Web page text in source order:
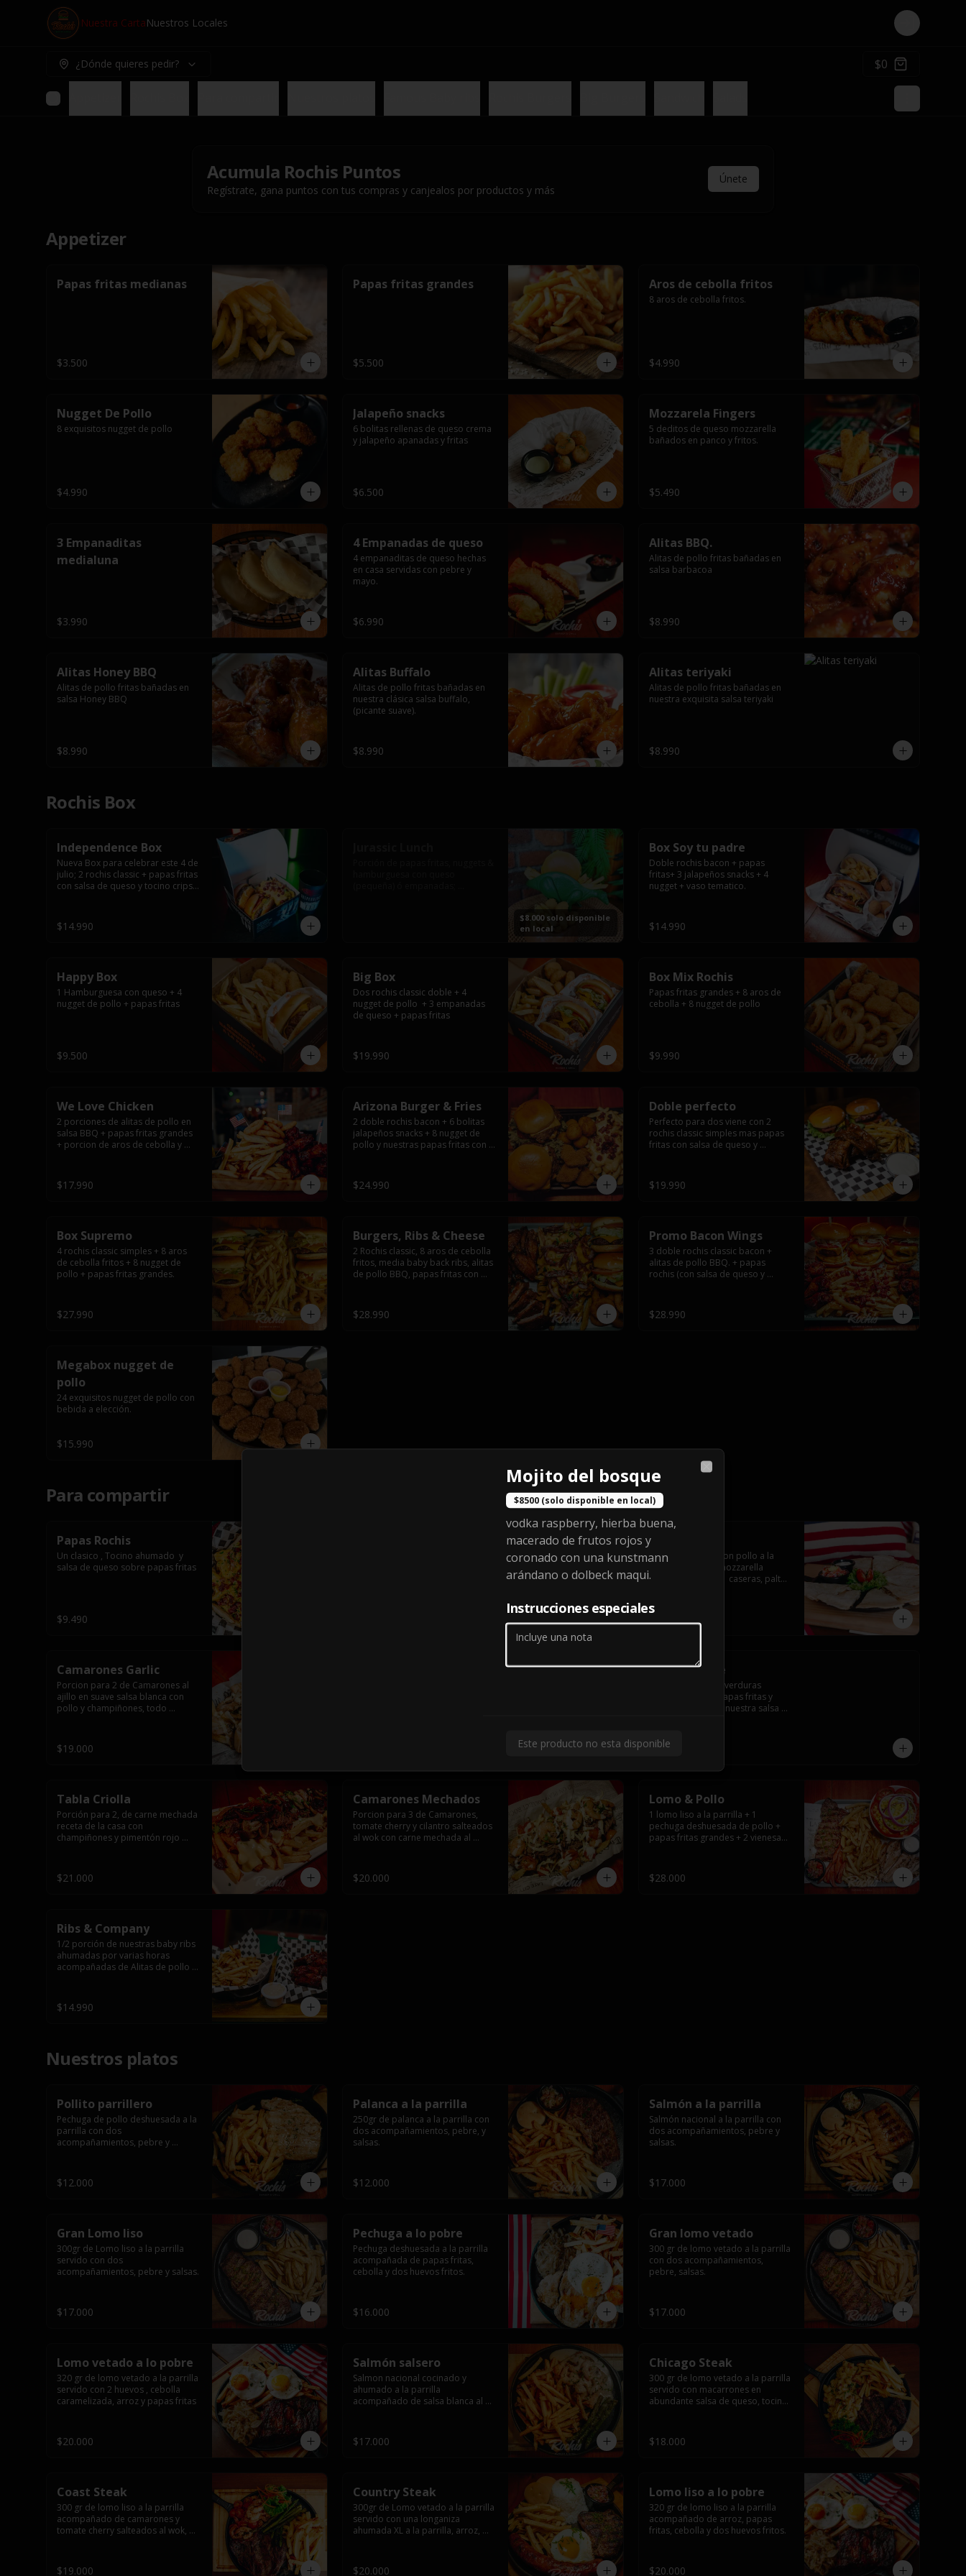
Nuestra CartaNuestros Locales Login
¿Dónde quieres pedir? $0
Acumula Rochis Puntos
Regístrate, gana puntos con tus compras y canjealos por productos y más
Únete
Appetizer
Papas fritas medianas
$3.500
Papas fritas grandes
$5.500
Aros de cebolla fritos
8 aros de cebolla fritos.
$4.990
Nugget De Pollo
8 exquisitos nugget de pollo
$4.990
Jalapeño snacks
6 bolitas rellenas de queso crema
y jalapeño apanadas y fritas
$6.500
Mozzarela Fingers
5 deditos de queso mozzarella
bañados en panco y fritos.
$5.490
3 Empanaditas
medialuna
$3.990
4 Empanadas de queso
4 empanaditas de queso hechas
en casa servidas con pebre y
mayo.
$6.990
Alitas BBQ.
Alitas de pollo fritas bañadas en
salsa barbacoa
$8.990
Alitas Honey BBQ
Alitas de pollo fritas bañadas en
salsa Honey BBQ
$8.990
Alitas Buffalo
Alitas de pollo fritas bañadas en
nuestra clásica salsa buffalo,
(picante suave).
$8.990
Alitas teriyaki
Alitas de pollo fritas bañadas en
nuestra exquisita salsa teriyaki
$8.990
Rochis Box
Independence Box
Nueva Box para celebrar este 4 de
julio; 2 rochis classic + papas fritas
con salsa de queso y tocino cripsy
$14.990
$8.000 solo disponible
en local
Box Soy tu padre
Doble rochis bacon + papas
fritas+ 3 jalapeños snacks + 4
nugget + vaso tematico.
$14.990
Happy Box
1 Hamburguesa con queso + 4
nugget de pollo + papas fritas
$9.500
Big Box
Dos rochis classic doble + 4
nugget de pollo  + 3 empanadas
de queso + papas fritas
$19.990
Box Mix Rochis
Papas fritas grandes + 8 aros de
cebolla + 8 nugget de pollo
$9.990
We Love Chicken
2 porciones de alitas de pollo en
salsa BBQ + papas fritas grandes
+ porcion de aros de cebolla y
$17.990
Arizona Burger & Fries
2 doble rochis bacon + 6 bolitas
jalapeños snacks + 8 nugget de
pollo y nuestras papas fritas con
$24.990
Doble perfecto
Perfecto para dos viene con 2
rochis classic simples mas papas
fritas con salsa de queso y
$19.990
Box Supremo
4 rochis classic simples + 8 aros
de cebolla fritos + 8 nugget de
pollo + papas fritas grandes.
$27.990
Burgers, Ribs & Cheese
2 Rochis classic, 8 aros de cebolla
fritos, media baby back ribs, alitas
de pollo BBQ, papas fritas con
$28.990
Promo Bacon Wings
3 doble rochis classic bacon +
alitas de pollo BBQ. + papas
rochis (con salsa de queso y
$28.990
Megabox nugget de
pollo
24 exquisitos nugget de pollo con
bebida a elección.
$15.990
Para compartir
Papas Rochis
Un clasico , Tocino ahumado  y
salsa de queso sobre papas fritas
$9.490
Quesadillas
Tortillas de maiz con pollo a la
plancha y queso mozzarella
servido con salsas  caseras, palta
$12.000
Camarones Garlic
Porcion para 2 de Camarones al
ajillo en suave salsa blanca con
pollo y champiñones, todo
$19.000
Tabla Veggie
Porción para 2 de verduras
salteadas sobre papas fritas y
todo cubierto con nuestra salsa
$17.000
Tabla Criolla
Porción para 2, de carne mechada
receta de la casa con
champiñones y pimentón rojo
de queso sobre una base de
papas fritas.
$21.000
Camarones Mechados
Porcion para 3 de Camarones,
tomate cherry y cilantro salteados
al wok con carne mechada al
fritas y mayo casera.
$20.000
Lomo & Pollo
1 lomo liso a la parrilla + 1
pechuga deshuesada de pollo +
papas fritas grandes + 2 vienesas
$28.000
Ribs & Company
1/2 porción de nuestras baby ribs
ahumadas por varias horas
acompañadas de Alitas de pollo
$14.990
Nuestros platos
Pollito parrillero
Pechuga de pollo deshuesada a la
parrilla con dos
acompañamientos, pebre y
$12.000
Palanca a la parrilla
250gr de palanca a la parrilla con
dos acompañamientos, pebre, y
salsas.
$12.000
Salmón a la parrilla
Salmón nacional a la parrilla con
dos acompañamientos, pebre y
salsas.
$17.000
Gran Lomo liso
300gr de Lomo liso a la parrilla
servido con dos
acompañamientos, pebre y salsas.
$17.000
Pechuga a lo pobre
Pechuga deshuesada a la parrilla
acompañada de papas fritas,
cebolla y dos huevos fritos.
$16.000
Gran lomo vetado
300 gr de lomo vetado a la parrilla
con dos acompañamientos,
pebre, salsas.
$17.000
Lomo vetado a lo pobre
320 gr de lomo vetado a la parrilla
servido con 2 huevos , cebolla
caramelizada, arroz y papas fritas
$20.000
Salmón salsero
Salmon nacional cocinado y
ahumado a la parrilla
acompañado de salsa blanca al
fritas, pebre, y salsas.
$17.000
Chicago Steak
300 gr de lomo vetado a la parrilla
servido con macarrones en
abundante salsa de queso, tocino
fritas, pebre y salsas..
$18.000
Coast Steak
300 gr de lomo liso a la parrilla
acompañado de camarones y
tomate cherry salteados al wok,
$19.000
Country Steak
300gr de Lomo vetado a la parrilla
servido con una longaniza
ahumada XL a la parrilla, arroz,
$20.000
Lomo liso a lo pobre
320 gr de lomo liso a la parrilla
acompañado de arroz, papas
fritas, cebolla y dos huevos fritos.
$20.000
Mojito del bosque
$8500 (solo disponible en local)
vodka raspberry, hierba buena,
macerado de frutos rojos y
coronado con una kunstmann
arándano o dolbeck maqui.
Instrucciones especiales
Este producto no esta disponible